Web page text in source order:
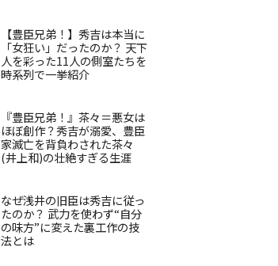
【豊臣兄弟！】秀吉は本当に
「女狂い」だったのか？ 天下
人を彩った11人の側室たちを
時系列で一挙紹介
『豊臣兄弟！』茶々＝悪女は
ほぼ創作？秀吉が溺愛、豊臣
家滅亡を背負わされた茶々
(井上和)の壮絶すぎる生涯
なぜ浅井の旧臣は秀吉に従っ
たのか？ 武力を使わず“自分
の味方”に変えた裏工作の技
法とは